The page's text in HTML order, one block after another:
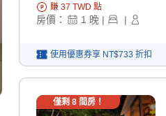
賺 37 TWD 點
房價： 1 晚 | |
使用優惠券享 NT$733 折扣
僅剩 8間房！